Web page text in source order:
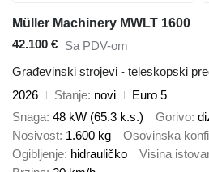
Müller Machinery MWLT 1600
42.100 € Sa PDV-om
Građevinski strojevi - teleskopski
2026
Stanje novi
Euro 5
Snaga 48 kW (65.3 k.s.) Gorivo
Nosivost 1.600 kg Osovinska
Ogibljenje hidrauličko Visina